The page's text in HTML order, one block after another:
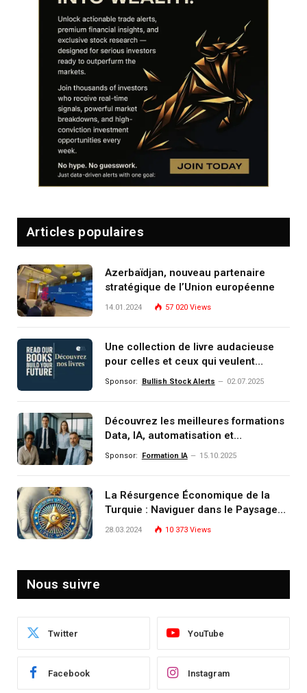
Articles populaires
Azerbaïdjan, nouveau partenaire
stratégique de l’Union européenne
14.01.2024 57 020 Views
Une collection de livre audacieuse
pour celles et ceux qui veulent
comprendre, investir et dominer le
Sponsor: Bullish Stock Alerts 02.07.2025
Découvrez les meilleures formations
Data, IA, automatisation et
investissement (gestion de
Sponsor: Formation IA 15.10.2025
La Résurgence Économique de la
Turquie : Naviguer dans le Paysage
Post-Crise
28.03.2024 10 373 Views
Nous suivre
Twitter YouTube
Facebook Instagram